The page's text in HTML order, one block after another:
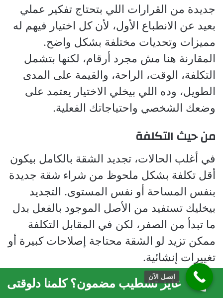
جديدة من القرارات اللي بتحتاج تفكير عملي
بعيد عن الانطباع الأول، لأن كل اختيار فيهم له
مميزات وتحديات مختلفة بشكل واضح.
المقارنة هنا مش مجرد أرقام، لكنها بتشمل
التكلفة، الوقت، الراحة، والقيمة على المدى
الطويل، وده اللي بيخلي الاختيار يعتمد على
وضعك الشخصي واحتياجاتك الفعلية.
من حيث التكلفة
في أغلب الحالات، تجديد الشقة بالكامل بيكون
أقل تكلفة بشكل ملحوظ من شراء شقة جديدة
بنفس المساحة أو نفس المستوى. التجديد
بيخليك تستفيد من الأصل الموجود بالفعل بدل
ما تبدأ من الصفر، لكن في المقابل التكلفة
ممكن تزيد لو الشقة محتاجة إصلاحات كبيرة أو
تغييرات إنشائية.
أما الشراء، فهو بيشملسعر الوحدة نفسها
عايز تشطيب مضمون؟ كلمنا دلوقتى
اتصل الآن